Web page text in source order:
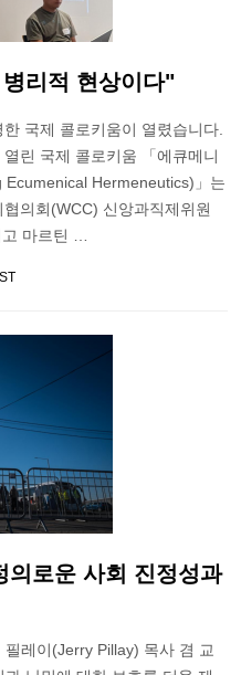
리적 현상이다"
국제 콜로키움이 열렸습니다.
린 국제 콜로키움 「에큐메니
Hermeneutics)」는
의회(WCC) 신앙과직제위원
고 마르틴 …
의로운 사회 진정성과
레이(Jerry Pillay) 목사 겸 교